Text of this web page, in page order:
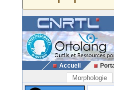
Accueil
Morphologie